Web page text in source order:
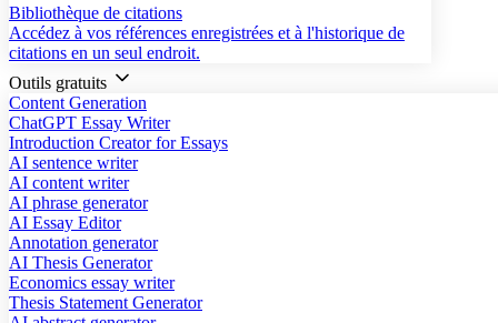
Bibliothèque de citations
Accédez à vos références enregistrées et à l'historique de
citations en un seul endroit.
Outils gratuits
Content Generation
ChatGPT Essay Writer
Introduction Creator for Essays
AI sentence writer
AI content writer
AI phrase generator
AI Essay Editor
Annotation generator
AI Thesis Generator
Economics essay writer
Thesis Statement Generator